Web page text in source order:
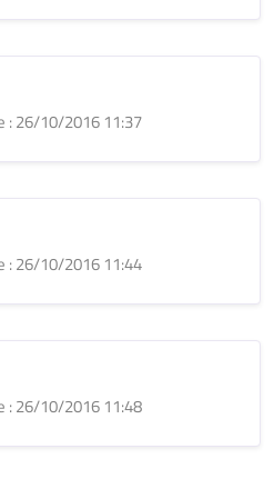
: 26/10/2016 11:37
: 26/10/2016 11:44
: 26/10/2016 11:48